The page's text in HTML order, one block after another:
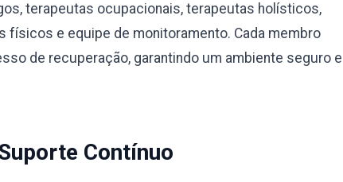
terapeutas ocupacionais, terapeutas holísticos,
e equipe de monitoramento. Cada membro
de recuperação, garantindo um ambiente seguro e
Contínuo